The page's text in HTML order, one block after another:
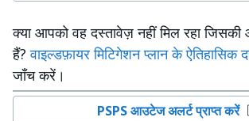
क्या आपको वह दस्तावेज़ नहीं मिल रहा
हैं?वाइल्डफ़ायर मिटिगेशन प्लान के ऐतिहासिक
जाँच करें।
PSPS आउटेज अलर्ट प्राप्त करें